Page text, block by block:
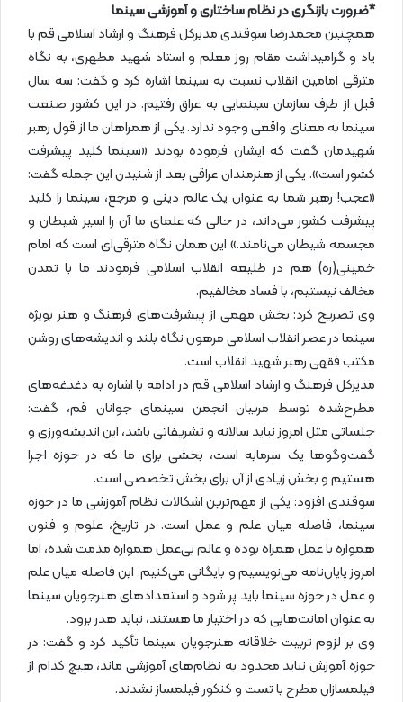
*ضرورت بازنگری در نظام ساختاری و آموزشی سینما
همچنین محمدرضا سوقندی مدیرکل فرهنگ و ارشاد اسلامی قم با
یاد و گرامیداشت مقام روز معلم و استاد شهید مطهری، به نگاه
مترقی امامین انقلاب نسبت به سینما اشاره کرد و گفت: سه سال
قبل از طرف سازمان سینمایی به عراق رفتیم. در این کشور صنعت
سینما به معنای واقعی وجود ندارد. یکی از همراهان ما از قول رهبر
شهیدمان گفت که ایشان فرموده بودند «سینما کلید پیشرفت
کشور است». یکی از هنرمندان عراقی بعد از شنیدن این جمله گفت:
«عجب! رهبر شما به عنوان یک عالم دینی و مرجع، سینما را کلید
پیشرفت کشور می‌داند، در حالی که علمای ما آن را اسیر شیطان و
مجسمه شیطان می‌نامند.» این همان نگاه مترقی‌ای است که امام
خمینی(ره) هم در طلیعه انقلاب اسلامی فرمودند ما با تمدن
مخالف نیستیم، با فساد مخالفیم.
وی تصریح کرد: بخش مهمی از پیشرفت‌های فرهنگ و هنر بویژه
سینما در عصر انقلاب اسلامی مرهون نگاه بلند و اندیشه‌های روشن
مکتب فقهی رهبر شهید انقلاب است.
مدیرکل فرهنگ و ارشاد اسلامی قم در ادامه با اشاره به دغدغه‌های
مطرح‌شده توسط مربیان انجمن سینمای جوانان قم، گفت:
جلساتی مثل امروز نباید سالانه و تشریفاتی باشد، این اندیشه‌ورزی و
گفت‌وگوها یک سرمایه است، بخشی برای ما که در حوزه اجرا
هستیم و بخش زیادی از آن برای بخش تخصصی است.
سوقندی افزود: یکی از مهم‌ترین اشکالات نظام آموزشی ما در حوزه
سینما، فاصله میان علم و عمل است. در تاریخ، علوم و فنون
همواره با عمل همراه بوده و عالم بی‌عمل همواره مذمت شده، اما
امروز پایان‌نامه می‌نویسیم و بایگانی می‌کنیم. این فاصله میان علم
و عمل در حوزه سینما باید پر شود و استعدادهای هنرجویان سینما
به عنوان امانت‌هایی که در اختیار ما هستند، نباید هدر برود.
وی بر لزوم تربیت خلاقانه هنرجویان سینما تأکید کرد و گفت: در
حوزه آموزش نباید محدود به نظام‌های آموزشی ماند، هیچ کدام از
فیلمسازان مطرح با تست و کنکور فیلمساز نشدند.